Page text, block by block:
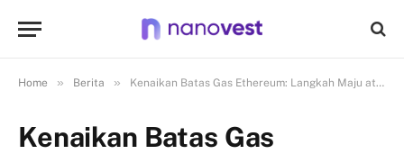
Home » Berita » Kenaikan Batas Gas Ethereum: Langkah Maju atau Ancaman Stabilitas?
Kenaikan Batas Gas